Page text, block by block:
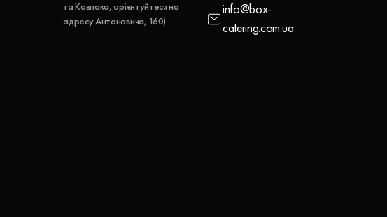
та Ковпака, орієнтуйтеся на
адресу Антоновича, 160)
info@box-
catering.com.ua